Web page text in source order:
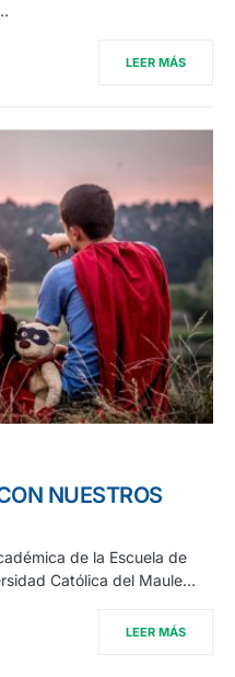
LEER MÁS
NUESTROS
de la Escuela de
Católica del Maule…
LEER MÁS